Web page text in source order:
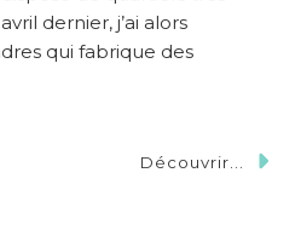
dernier, j’ai alors
qui fabrique des
Découvrir...